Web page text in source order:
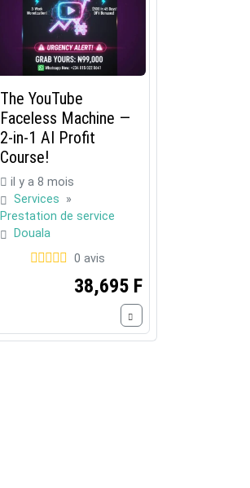
The YouTube
Faceless Machine —
2-in-1 AI Profit
Course!
il y a 8 mois
Services »
Prestation de service
Douala
0 avis
38,695 F